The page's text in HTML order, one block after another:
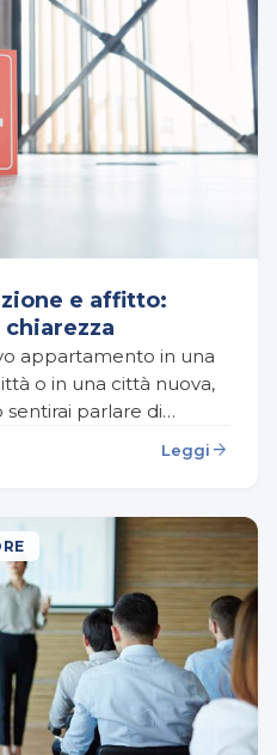
e affitto:
appartamento in una
o in una città nuova,
sentirai parlare di
Leggi arrow_forward